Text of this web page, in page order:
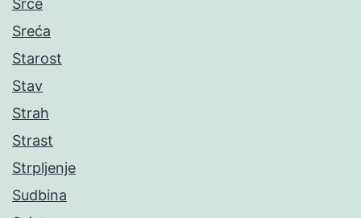
Srce
Sreća
Starost
Stav
Strah
Strast
Strpljenje
Sudbina